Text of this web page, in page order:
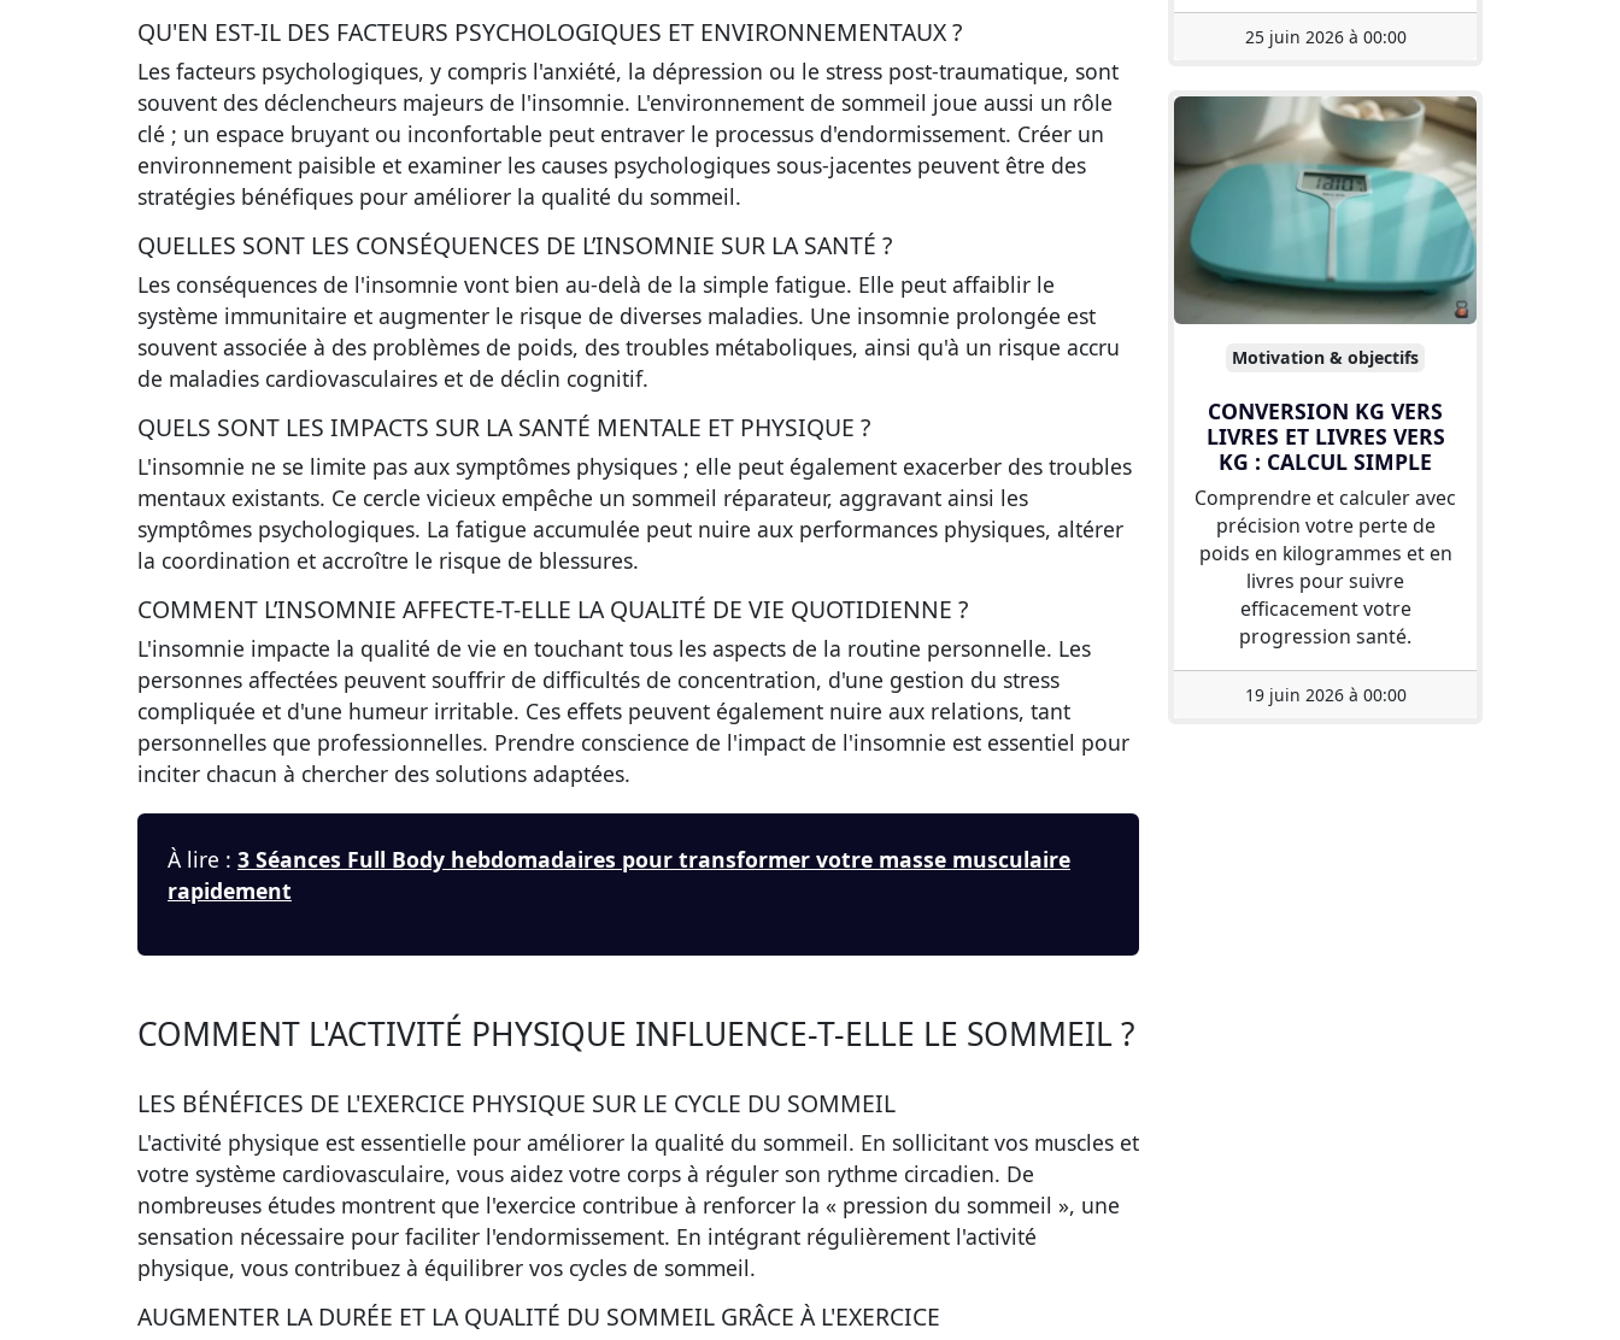
QU'EN EST-IL DES FACTEURS PSYCHOLOGIQUES ET ENVIRONNEMENTAUX ?
Les facteurs psychologiques, y compris l'anxiété, la dépression ou le stress post-traumatique, sont
souvent des déclencheurs majeurs de l'insomnie. L'environnement de sommeil joue aussi un rôle
clé ; un espace bruyant ou inconfortable peut entraver le processus d'endormissement. Créer un
environnement paisible et examiner les causes psychologiques sous-jacentes peuvent être des
stratégies bénéfiques pour améliorer la qualité du sommeil.
QUELLES SONT LES CONSÉQUENCES DE L’INSOMNIE SUR LA SANTÉ ?
Les conséquences de l'insomnie vont bien au-delà de la simple fatigue. Elle peut affaiblir le
système immunitaire et augmenter le risque de diverses maladies. Une insomnie prolongée est
souvent associée à des problèmes de poids, des troubles métaboliques, ainsi qu'à un risque accru
de maladies cardiovasculaires et de déclin cognitif.
QUELS SONT LES IMPACTS SUR LA SANTÉ MENTALE ET PHYSIQUE ?
L'insomnie ne se limite pas aux symptômes physiques ; elle peut également exacerber des troubles
mentaux existants. Ce cercle vicieux empêche un sommeil réparateur, aggravant ainsi les
symptômes psychologiques. La fatigue accumulée peut nuire aux performances physiques, altérer
la coordination et accroître le risque de blessures.
COMMENT L’INSOMNIE AFFECTE-T-ELLE LA QUALITÉ DE VIE QUOTIDIENNE ?
L'insomnie impacte la qualité de vie en touchant tous les aspects de la routine personnelle. Les
personnes affectées peuvent souffrir de difficultés de concentration, d'une gestion du stress
compliquée et d'une humeur irritable. Ces effets peuvent également nuire aux relations, tant
personnelles que professionnelles. Prendre conscience de l'impact de l'insomnie est essentiel pour
inciter chacun à chercher des solutions adaptées.
À lire : 3 Séances Full Body hebdomadaires pour transformer votre masse musculaire
rapidement
COMMENT L'ACTIVITÉ PHYSIQUE INFLUENCE-T-ELLE LE SOMMEIL ?
LES BÉNÉFICES DE L'EXERCICE PHYSIQUE SUR LE CYCLE DU SOMMEIL
L'activité physique est essentielle pour améliorer la qualité du sommeil. En sollicitant vos muscles et
votre système cardiovasculaire, vous aidez votre corps à réguler son rythme circadien. De
nombreuses études montrent que l'exercice contribue à renforcer la « pression du sommeil », une
sensation nécessaire pour faciliter l'endormissement. En intégrant régulièrement l'activité
physique, vous contribuez à équilibrer vos cycles de sommeil.
AUGMENTER LA DURÉE ET LA QUALITÉ DU SOMMEIL GRÂCE À L'EXERCICE
25 juin 2026 à 00:00
Motivation & objectifs
CONVERSION KG VERS
LIVRES ET LIVRES VERS
KG : CALCUL SIMPLE
Comprendre et calculer avec
précision votre perte de
poids en kilogrammes et en
livres pour suivre
efficacement votre
progression santé.
19 juin 2026 à 00:00